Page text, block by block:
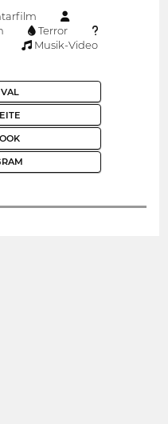
Terror
Musik-Video